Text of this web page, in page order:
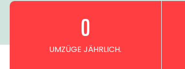
UMZÜGE JÄHRLICH.
0